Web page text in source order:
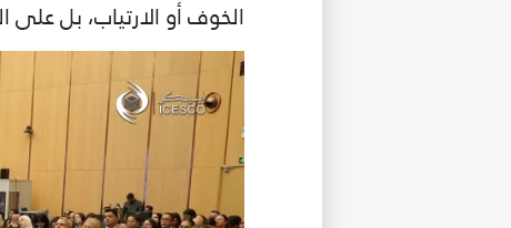
الخوف أو الارتياب، بل على